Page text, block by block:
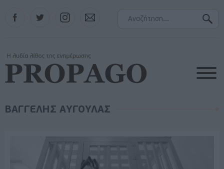
Instagram
ΒΑΓΓΕΛΗΣ ΑΥΓΟΥΛΑΣ